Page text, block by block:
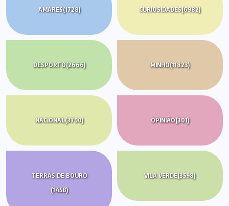
AMARES(1728) CURIOSIDADES(6982)
DESPORTO(2666) MINHO(11823)
NACIONAL(3790) OPINIÃO(301)
TERRAS DE BOURO
(1458)
VILA VERDE(3598)